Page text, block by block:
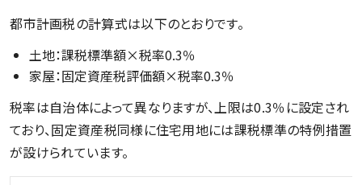
都市計画税の計算式は以下のとおりです。
土地：課税標準額×税率0.3％
家屋：固定資産税評価額×税率0.3％
税率は自治体によって異なりますが、上限は0.3％に設定され
ており、固定資産税同様に住宅用地には課税標準の特例措置
が設けられています。